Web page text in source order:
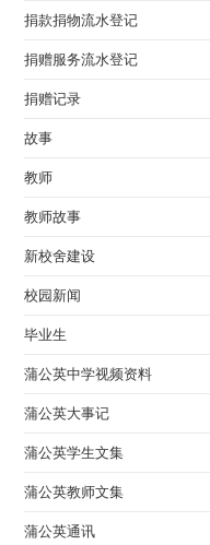
捐款捐物流水登记
捐赠服务流水登记
捐赠记录
故事
教师
教师故事
新校舍建设
校园新闻
毕业生
蒲公英中学视频资料
蒲公英大事记
蒲公英学生文集
蒲公英教师文集
蒲公英通讯